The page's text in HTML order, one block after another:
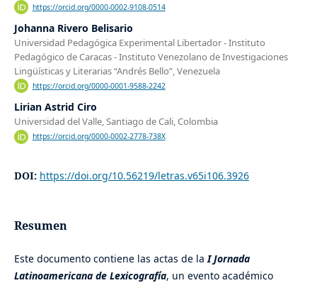
https://orcid.org/0000-0002-9108-0514
Johanna Rivero Belisario
Universidad Pedagógica Experimental Libertador - Instituto
Pedagógico de Caracas - Instituto Venezolano de Investigaciones
Lingüísticas y Literarias “Andrés Bello”, Venezuela
https://orcid.org/0000-0001-9588-2242
Lirian Astrid Ciro
Universidad del Valle, Santiago de Cali, Colombia
https://orcid.org/0000-0002-2778-738X
DOI: https://doi.org/10.56219/letras.v65i106.3926
Resumen
Este documento contiene las actas de la I Jornada
Latinoamericana de Lexicografía, un evento académico